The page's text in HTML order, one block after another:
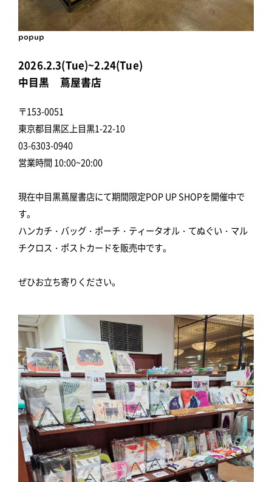
popup
2026.2.3(Tue)~2.24(Tue)
中目黒 蔦屋書店
〒153-0051
東京都目黒区上目黒1-22-10
03-6303-0940
営業時間 10:00~20:00
現在中目黒蔦屋書店にて期間限定POP UP SHOPを開催中で
す。
ハンカチ・バッグ・ポーチ・ティータオル・てぬぐい・マル
チクロス・ポストカードを販売中です。
ぜひお立ち寄りください。